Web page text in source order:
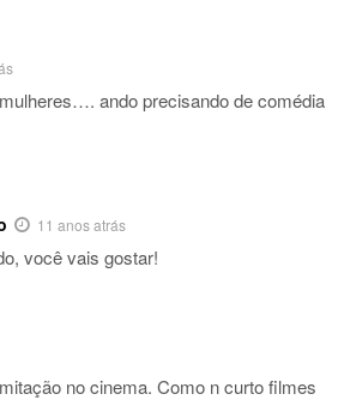
ando precisando de comédia
11 anos atrás
você vais gostar!
no cinema. Como n curto filmes